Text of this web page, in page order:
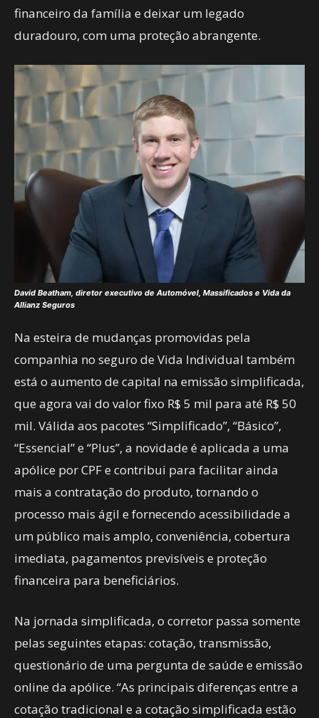
financeiro da família e deixar um legado
duradouro, com uma proteção abrangente.
David Beatham, diretor executivo de Automóvel, Massificados e Vida da
Allianz Seguros
Na esteira de mudanças promovidas pela
companhia no seguro de Vida Individual também
está o aumento de capital na emissão simplificada,
que agora vai do valor fixo R$ 5 mil para até R$ 50
mil. Válida aos pacotes “Simplificado”, “Básico”,
“Essencial” e “Plus”, a novidade é aplicada a uma
apólice por CPF e contribui para facilitar ainda
mais a contratação do produto, tornando o
processo mais ágil e fornecendo acessibilidade a
um público mais amplo, conveniência, cobertura
imediata, pagamentos previsíveis e proteção
financeira para beneficiários.
Na jornada simplificada, o corretor passa somente
pelas seguintes etapas: cotação, transmissão,
questionário de uma pergunta de saúde e emissão
online da apólice. “As principais diferenças entre a
cotação tradicional e a cotação simplificada estão